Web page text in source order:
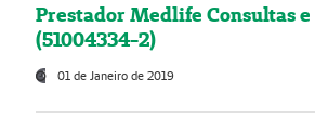
Prestador Medlife Consultas
(51004334-2)
01 de Janeiro de 2019